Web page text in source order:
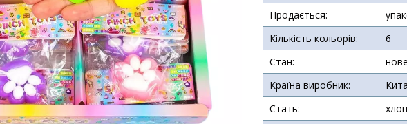
Продається:
Кількість кольорів:
6
Стан:
нове
Країна виробник:
Стать: